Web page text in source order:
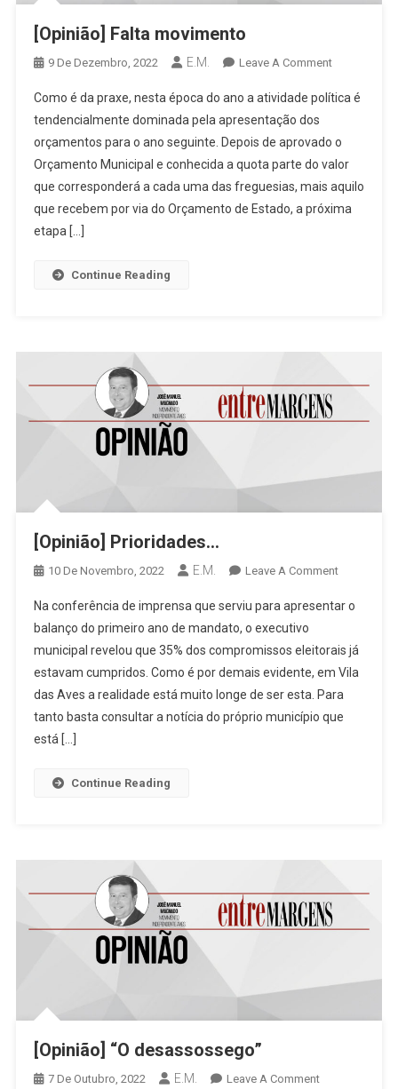
[Opinião] Falta movimento
9 De Dezembro, 2022 E.M. Leave A CommentOn
Falta
Como é da praxe, nesta época do ano a atividade política é
tendencialmente dominada pela apresentação dos
orçamentos para o ano seguinte. Depois de aprovado o
Orçamento Municipal e conhecida a quota parte do valor
que corresponderá a cada uma das freguesias, mais aquilo
que recebem por via do Orçamento de Estado, a próxima
etapa […]
Continue Reading
[Opinião] Prioridades…
10 De Novembro, 2022 E.M. Leave A CommentOn
Na conferência de imprensa que serviu para apresentar o
balanço do primeiro ano de mandato, o executivo
municipal revelou que 35% dos compromissos eleitorais já
estavam cumpridos. Como é por demais evidente, em Vila
das Aves a realidade está muito longe de ser esta. Para
tanto basta consultar a notícia do próprio município que
está […]
Continue Reading
[Opinião] “O desassossego”
7 De Outubro, 2022 E.M. Leave A CommentOn